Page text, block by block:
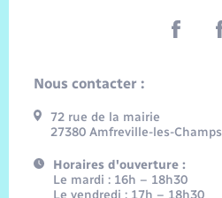
Nous contacter :
72 rue de la mairie
27380 Amfreville-les-Champs
Horaires d'ouverture :
Le mardi : 16h – 18h30
Le vendredi : 17h – 18h30